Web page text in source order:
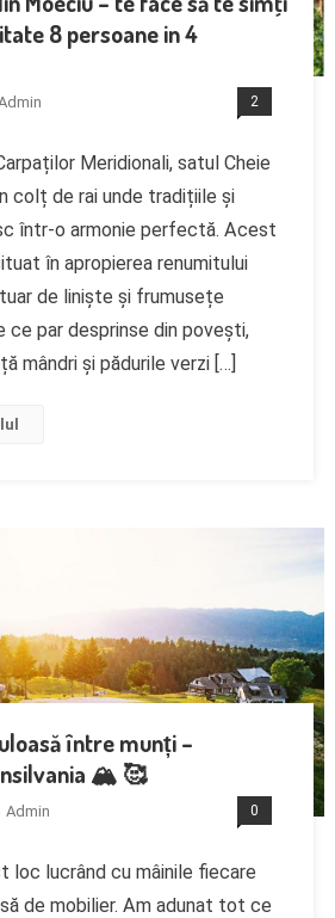
8 persoane in 4
2
Meridionali, satul Cheie
colț de rai unde tradițiile și
într-o armonie perfectă. Acest
în apropierea renumitului
de liniște și frumusețe
ce par desprinse din povești,
mândri și pădurile verzi […]
între munți –
🏔️ 🥰
Admin 0
loc lucrând cu mâinile fiecare
de mobilier. Am adunat tot ce